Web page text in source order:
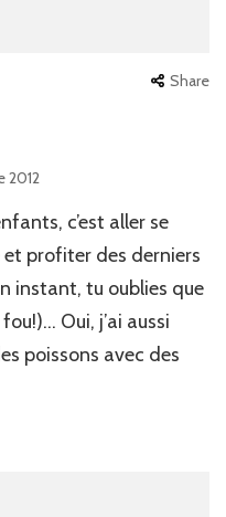
Share
2012
c’est aller se
profiter des derniers
instant, tu oublies que
Oui, j’ai aussi
poissons avec des